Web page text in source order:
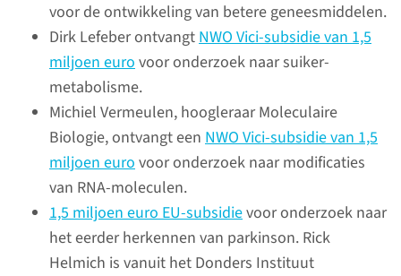
voor de ontwikkeling van betere geneesmiddelen.
Dirk Lefeber ontvangtNWO Vici-subsidie van 1,5
miljoen eurovoor onderzoek naar suiker­
metabolisme.
Michiel Vermeulen, hoogleraar Moleculaire
Biologie, ontvangt een NWO Vici-subsidie van 1,5
miljoen eurovoor onderzoek naar modificaties
van RNA-moleculen.
1,5 miljoen euro EU-subsidievoor onderzoek naar
het eerder herkennen van parkinson. Rick
Helmich is vanuit het Donders Instituut
lees meer